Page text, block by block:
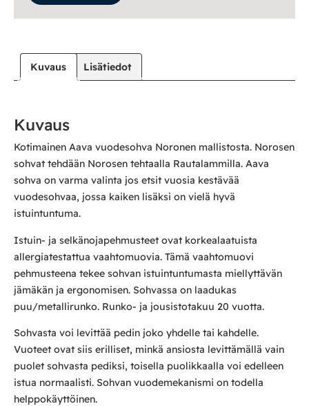
Kuvaus Lisätiedot
Kuvaus
Kotimainen Aava vuodesohva Noronen mallistosta. Norosen
sohvat tehdään Norosen tehtaalla Rautalammilla. Aava
sohva on varma valinta jos etsit vuosia kestävää
vuodesohvaa, jossa kaiken lisäksi on vielä hyvä
istuintuntuma.
Istuin- ja selkänojapehmusteet ovat korkealaatuista
allergiatestattua vaahtomuovia. Tämä vaahtomuovi
pehmusteena tekee sohvan istuintuntumasta miellyttävän
jämäkän ja ergonomisen. Sohvassa on laadukas
puu/metallirunko. Runko- ja jousistotakuu 20 vuotta.
Sohvasta voi levittää pedin joko yhdelle tai kahdelle.
Vuoteet ovat siis erilliset, minkä ansiosta levittämällä vain
puolet sohvasta pediksi, toisella puolikkaalla voi edelleen
istua normaalisti. Sohvan vuodemekanismi on todella
helppokäyttöinen.